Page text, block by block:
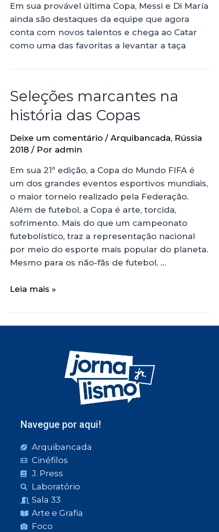
Em sua provável última Copa, Messi e Di María
ainda são destaques da equipe que agora
conta com novos talentos e chega ao Catar
como uma das favoritas a levantar a taça
Seleções marcantes na
história das Copas
Deixe um comentário / Arquibancada, Rússia
2018 / Por admin
Em sua 21ª edição, a Copa do Mundo FIFA é
um dos grandes eventos esportivos mundiais,
o maior torneio realizado pela Federação.
Além de futebol, a Copa é arte, torcida,
sofrimento. Mais do que um campeonato
futebolístico, traz a representação nacional
por meio do esporte mais popular do planeta.
Mesmo para os não-fãs de futebol, …
Leia mais »
Navegue por aqui!
Arquibancada
Cinéfilos
J. Press
Laboratório
Sala 33
Arte e Grafia
Foco